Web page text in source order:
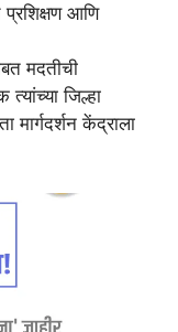
प्रशिक्षण आणि
मदतीची
जिल्हा
मार्गदर्शन केंद्राला